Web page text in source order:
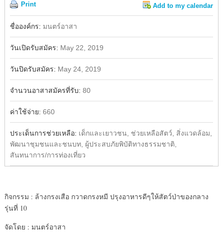
Print Add to my calendar
Facebook
ชื่อองค์กร: มนตร์อาสา
วันเปิดรับสมัคร: May 22, 2019
วันปิดรับสมัคร: May 24, 2019
จำนวนอาสาสมัครที่รับ: 80
ค่าใช้จ่าย: 660
ประเด็นการช่วยเหลือ: เด็กและเยาวชน, ช่วยเหลือสัตว์, สิ่งแวดล้อม,
พัฒนาชุมชนและชนบท, ผู้ประสบภัยพิบัติทางธรรมชาติ,
สันทนาการ/การท่องเที่ยว
กิจกรรม : ล้างกรงเสือ กวาดกรงหมี ปรุงอาหารดีๆให้สัตว์ป่าของกลาง
รุ่นที่ 10
จัดโดย : มนตร์อาสา